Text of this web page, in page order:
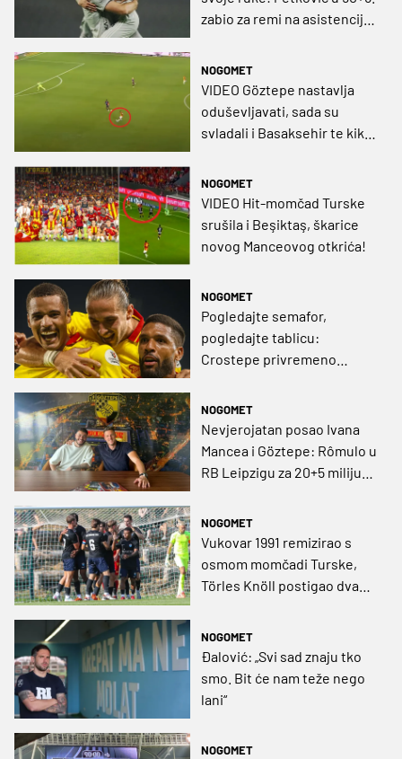
zabio za remi na asistenciju
NOGOMET
VIDEO Göztepe nastavlja
oduševljavati, sada su
svladali i Basaksehir te kiks
NOGOMET
VIDEO Hit-momčad Turske
srušila i Beşiktaş, škarice
novog Manceovog otkrića!
NOGOMET
Pogledajte semafor,
pogledajte tablicu:
Crostepe privremeno
NOGOMET
Nevjerojatan posao Ivana
Mancea i Göztepe: Rômulo u
RB Leipzigu za 20+5 milijuna
NOGOMET
Vukovar 1991 remizirao s
osmom momčadi Turske,
Törles Knöll postigao dva
NOGOMET
Đalović: „Svi sad znaju tko
smo. Bit će nam teže nego
lani“
NOGOMET